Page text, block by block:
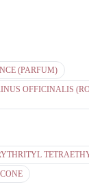
(PARFUM)
OFFICINALIS